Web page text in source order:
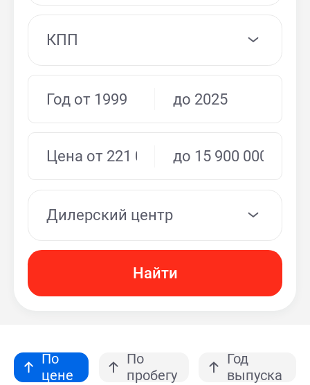
КПП
Дилерский центр
Найти
По
цене
По
пробегу
Год
выпуска